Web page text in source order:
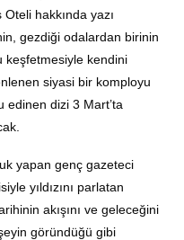
hakkında yazı
gezdiği odalardan birinin
keşfetmesiyle kendini
siyasi bir komployu
edinen dizi 3 Mart’ta
yapan genç gazeteci
yıldızını parlatan
akışını ve geleceğini
göründüğü gibi